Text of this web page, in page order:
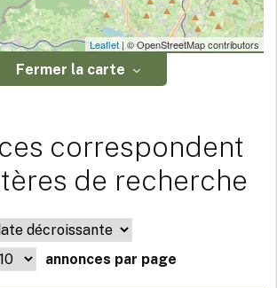
Leaflet| © OpenStreetMap contributors
Fermer la carte
correspondent
de recherche
annonces par page